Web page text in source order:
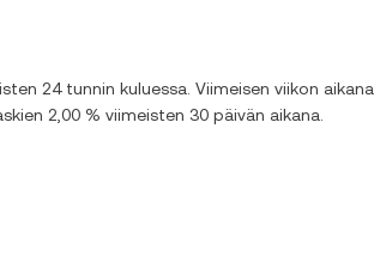
24 tunnin kuluessa. Viimeisen viikon aikana
2,00 % viimeisten 30 päivän aikana.